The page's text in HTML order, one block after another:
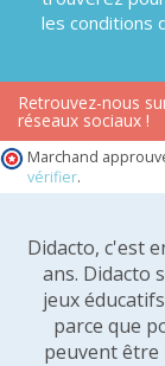
les conditions
Retrouvez-nous
réseaux sociaux !
Marchand
vérifier.
Didacto, c'est
ans. Didacto
jeux
parce que
peuvent être